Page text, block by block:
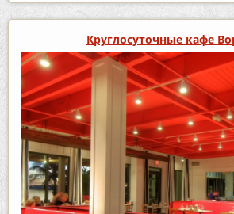
Круглосуточные кафе